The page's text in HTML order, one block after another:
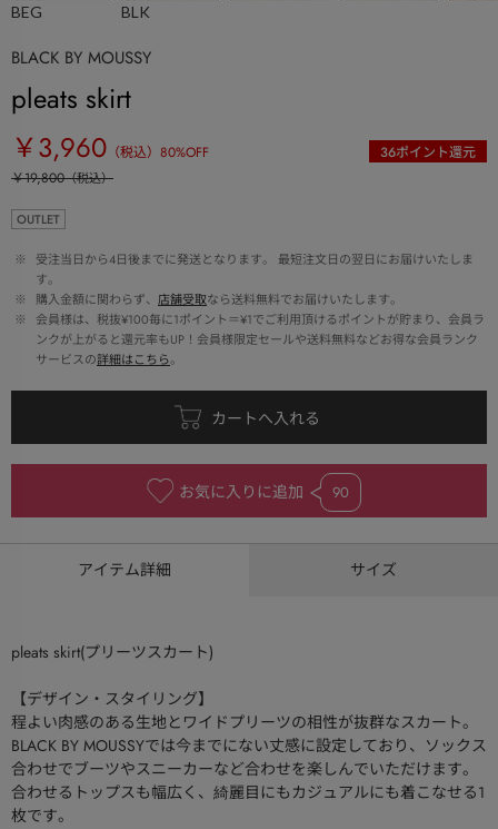
BEG BLK
BLACK BY MOUSSY
pleats skirt
￥3,960 （税込） 80%OFF 36ポイント還元
￥19,800（税込）
OUTLET
※
受注当日から4日後までに発送となります。 最短注文日の翌日にお届けいたしま
す。
※
購入金額に関わらず、 店舗受取なら送料無料でお届けいたします。
※
会員様は、税抜¥100毎に1ポイント＝¥1でご利用頂けるポイントが貯まり、会員ラ
ンクが上がると還元率もUP！会員様限定セールや送料無料などお得な会員ランク
サービスの詳細はこちら。
お気に入りに追加 90
アイテム詳細 サイズ
pleats skirt(プリーツスカート)
【デザイン・スタイリング】
程よい肉感のある生地とワイドプリーツの相性が抜群なスカート。
BLACK BY MOUSSYでは今までにない丈感に設定しており、ソックス
合わせでブーツやスニーカーなど合わせを楽しんでいただけます。
合わせるトップスも幅広く、綺麗目にもカジュアルにも着こなせる1
枚です。